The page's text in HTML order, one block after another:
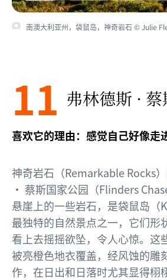
南澳大利亚州，袋鼠岛，神奇岩石 © Julie
11 弗林德斯 ·
喜欢它的理由：感觉自己好像走
神奇岩石（Remarkable Rocks
· 蔡斯国家公园（Flinders
悬崖上的一些岩石，是袋鼠岛（
最独特的自然景点之一，它们形
看上去摇摇欲坠，令人心惊。这
被亮橙色地衣覆盖，经风蚀的雕
作，在日出和日落时尤其显得栩